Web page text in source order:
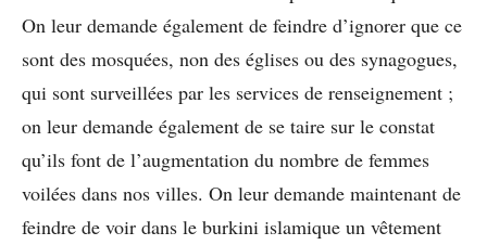
On leur demande également de feindre d’ignorer que ce
sont des mosquées, non des églises ou des synagogues,
qui sont surveillées par les services de renseignement ;
on leur demande également de se taire sur le constat
qu’ils font de l’augmentation du nombre de femmes
voilées dans nos villes. On leur demande maintenant de
feindre de voir dans le burkini islamique un vêtement